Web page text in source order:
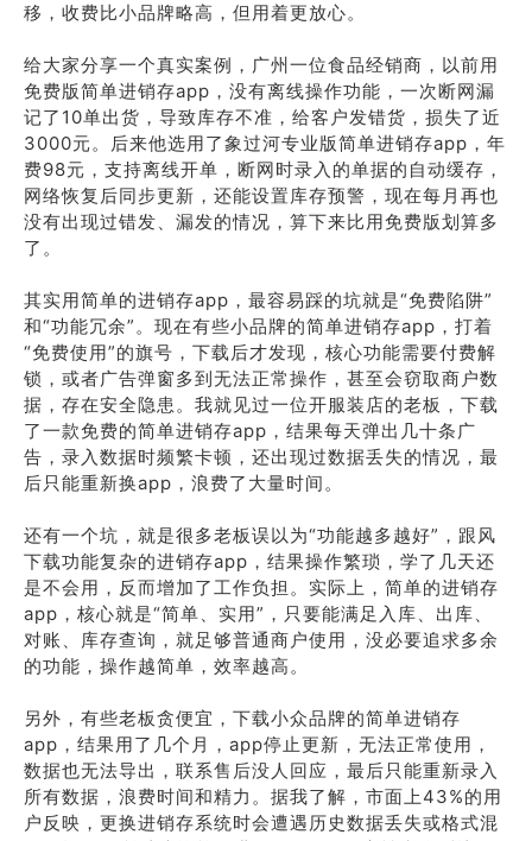
移，收费比小品牌略高，但用着更放心。
给大家分享一个真实案例，广州一位食品经销商，以前用
免费版简单进销存app，没有离线操作功能，一次断网漏
记了10单出货，导致库存不准，给客户发错货，损失了近
3000元。后来他选用了象过河专业版简单进销存app，年
费98元，支持离线开单，断网时录入的单据的自动缓存，
网络恢复后同步更新，还能设置库存预警，现在每月再也
没有出现过错发、漏发的情况，算下来比用免费版划算多
了。
其实用简单的进销存app，最容易踩的坑就是“免费陷阱”
和“功能冗余”。现在有些小品牌的简单进销存app，打着
“免费使用”的旗号，下载后才发现，核心功能需要付费解
锁，或者广告弹窗多到无法正常操作，甚至会窃取商户数
据，存在安全隐患。我就见过一位开服装店的老板，下载
了一款免费的简单进销存app，结果每天弹出几十条广
告，录入数据时频繁卡顿，还出现过数据丢失的情况，最
后只能重新换app，浪费了大量时间。
还有一个坑，就是很多老板误以为“功能越多越好”，跟风
下载功能复杂的进销存app，结果操作繁琐，学了几天还
是不会用，反而增加了工作负担。实际上，简单的进销存
app，核心就是“简单、实用”，只要能满足入库、出库、
对账、库存查询，就足够普通商户使用，没必要追求多余
的功能，操作越简单，效率越高。
另外，有些老板贪便宜，下载小众品牌的简单进销存
app，结果用了几个月，app停止更新，无法正常使用，
数据也无法导出，联系售后没人回应，最后只能重新录入
所有数据，浪费时间和精力。据我了解，市面上43%的用
户反映，更换进销存系统时会遭遇历史数据丢失或格式混